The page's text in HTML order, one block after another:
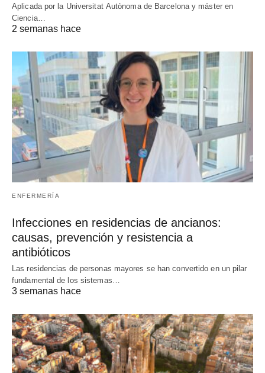
Aplicada por la Universitat Autònoma de Barcelona y máster en
Ciencia…
2 semanas hace
ENFERMERÍA
Infecciones en residencias de ancianos:
causas, prevención y resistencia a
antibióticos
Las residencias de personas mayores se han convertido en un pilar
fundamental de los sistemas…
3 semanas hace